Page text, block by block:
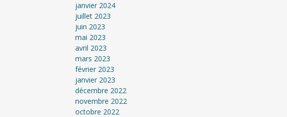
janvier 2024
juillet 2023
juin 2023
mai 2023
avril 2023
mars 2023
février 2023
janvier 2023
décembre 2022
novembre 2022
octobre 2022